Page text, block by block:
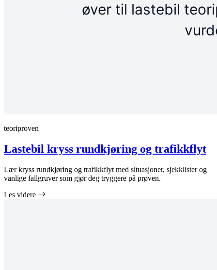
teoriproven
Lastebil kryss rundkjøring og trafikkflyt
Lær kryss rundkjøring og trafikkflyt med situasjoner, sjekklister og
vanlige fallgruver som gjør deg tryggere på prøven.
Les videre